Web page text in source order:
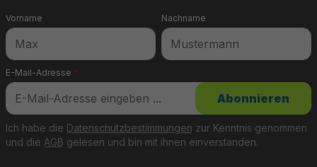
E-Mail-Adresse *
Vorname Nachname
Ich habe die Datenschutzbestimmungen zur Kenntnis genommen
und die AGB gelesen und bin mit ihnen einverstanden.
Abonnieren